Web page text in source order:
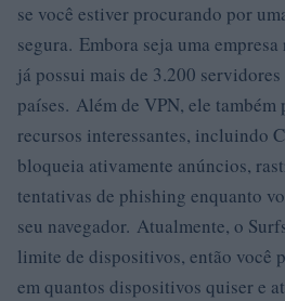
se você estiver procurando por
segura. Embora seja uma
já possui mais de 3.200
países. Além de VPN, ele
recursos interessantes, incluindo
bloqueia ativamente anúncios,
tentativas de phishing enquanto
seu navegador. Atualmente, o
limite de dispositivos, então você
em quantos dispositivos quiser e